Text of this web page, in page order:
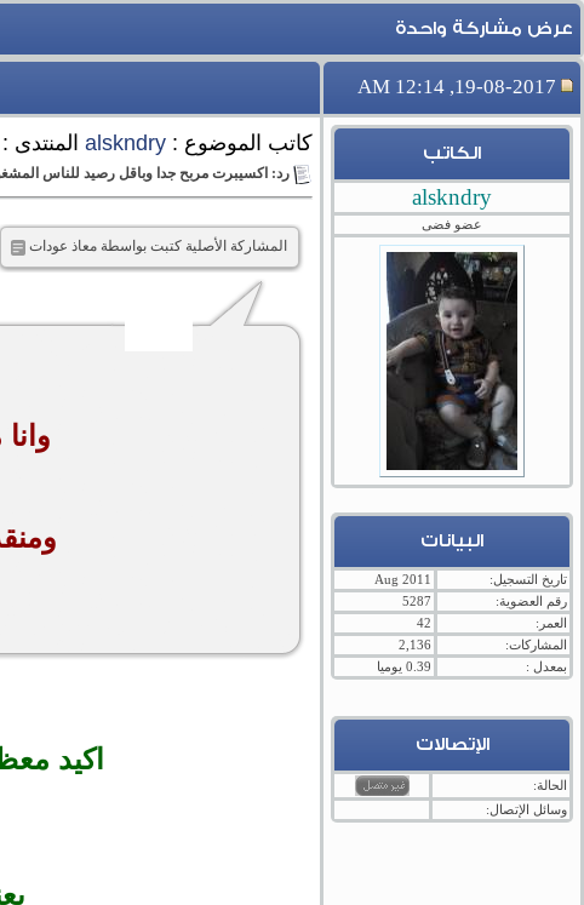
عرض مشاركة واحدة
19-08-2017, 12:14 AM
الكاتب
alskndry
عضو فضى
البيانات
تاريخ التسجيل:
Aug 2011
رقم العضوية:
5287
العمر:
42
المشاركات:
2,136
بمعدل :
0.39 يوميا
الإتصالات
الحالة:
وسائل الإتصال:
كاتب الموضوع : alskndry المنتدى :
رد: اكسيبرت مربح جدا وباقل رصيد للناس
المشاركة الأصلية كتبت بواسطة معاذ عودات
اكيد